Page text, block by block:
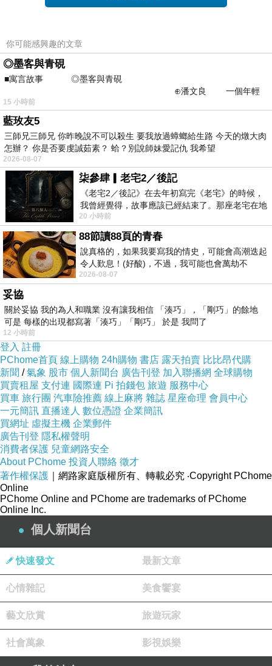
▲英媒邀請心理學家分析川普的7種表情。（圖
／達志影像／美聯社）
國際中心／綜合報導
美國總統當選人川普將於20日舉行就職大典，引
起全球熱烈討論。英國《衛報》邀請心理學家分
析「川普的7種表情」，解讀其人格特質。
▲1.「alpha face」。（圖／翻攝《福斯新
聞》）
川普眉頭深鎖、緊閉雙唇的經典表情，被心理學
家解讀為，有權勢的男人通常會減少微笑，這代
表川普要「提醒」大家，「我不是一個好惹的
人！」
▲2.憤怒的臉。（圖／路透社）
多數政治家生氣時，都只表現出微微憤慨的樣
子，但這對川普來說「還不夠」，他憤怒時雙眼
會變窄、眉頭緊縮、張大嘴巴且縮下巴，被人認
為這代表「缺乏自我壓抑，更可能是透過憤怒來
加強支配地位的印象」。心理學家評估，有權力
者或自認為有權力的人，容易在公眾場合展現他
的憤怒。
▲3.揚起下巴。（圖／路透社）
你可能感興趣的文章
◎墨客與青硯
■寓言故事 ◎墨客與青硯
⊕潘文良 一個年輕
的墨客，在京城的古玩肆裡
15 小時前
藍玫友5
三師兄三師兄 你昨晚說不可以殺生 要我放過蟑螂給生路 今天的燉大肉
怎辦？ 你是否要虔誠茹素？ 蛤？別說師妹愛記仇 我希望
2026-08-07
柒參肆▎老宅2／後記
《老宅2／後記》在去年初寫完《老宅》的時候，
我曾經覺得，故事應該已經結束了。那座老宅在地
震中倒塌，七個人終於離開那片黑暗，
20 小時前
88節讀88頁的青春
說真格的，如果我要寫我的情史，可能會高潮迭起
令人歎息！(好酸)，不過，我可能也會萬劫不
復...，每天跪鍵盤還是被判了花心的罪
2026-08-07
妥協
關於妥協 我的為人和職業 沒有讓我相信 「湊巧」，「剛巧」的餘地
可是 每樣的出現都寫著「湊巧」「剛巧」 於是 我問了
12 小時前
登入 註冊
PChome首頁 線上購物 24h購物 書店 露天拍賣 比比昂代購
新聞 /氣象 股市 個人新聞台 廣告刊登 加入聯播網 全球購物
買賣租屋 支付連 國際連 Pi 拍錢包 旅遊 服務中心
買車 旅行團 汽車險推薦 線上麻將 雜誌 星座命理 會員中心
一元簡訊 直播達人 數位憑證 企業簡訊
買網址 虛擬主機 企業郵件
廣告刊登 隱私權聲明
消費者保護 兒童網路安全
About PChome 投資人聯絡 徵才
著作權保護 ｜網路家庭版權所有、轉載必究 ‧Copyright PChome
Online
PChome Online and PChome are trademarks of PChome
Online Inc.
個人新聞台
快速發文 最新文章
心情雜記 美食饗宴
藝文欣賞 旅遊玩家
社會萬象 影視娛樂